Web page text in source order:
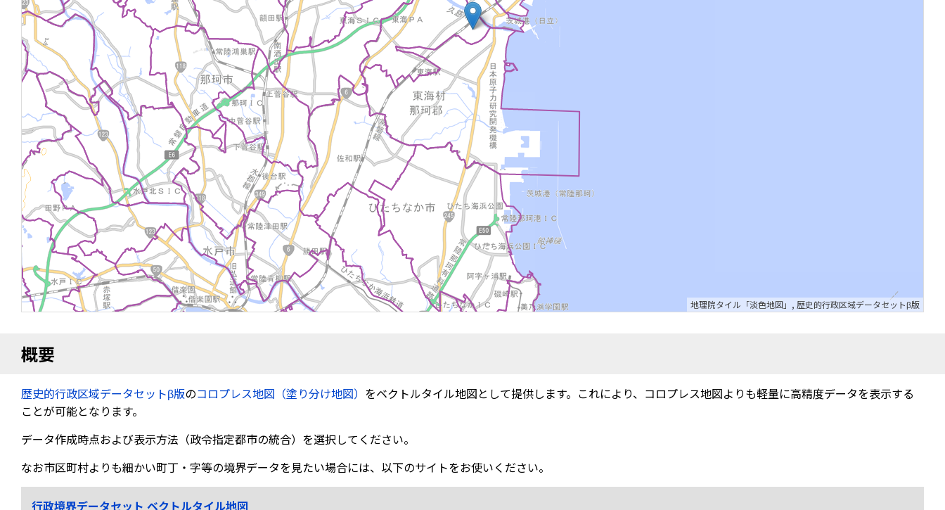
地理院タイル「淡色地図」 , 歴史的行政区域データセットβ版
概要
歴史的行政区域データセットβ版のコロプレス地図（塗り分け地図） をベクトルタイル地図として提供します。これにより、コロプレス地図よりも軽量に高精度データを表示する
ことが可能となります。
データ作成時点および表示方法（政令指定都市の統合）を選択してください。
なお市区町村よりも細かい町丁・字等の境界データを見たい場合には、以下のサイトをお使いください。
行政境界データセット ベクトルタイル地図